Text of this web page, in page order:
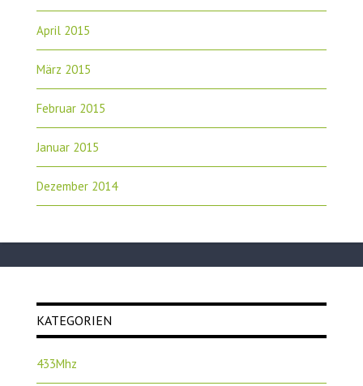
April 2015
März 2015
Februar 2015
Januar 2015
Dezember 2014
KATEGORIEN
433Mhz